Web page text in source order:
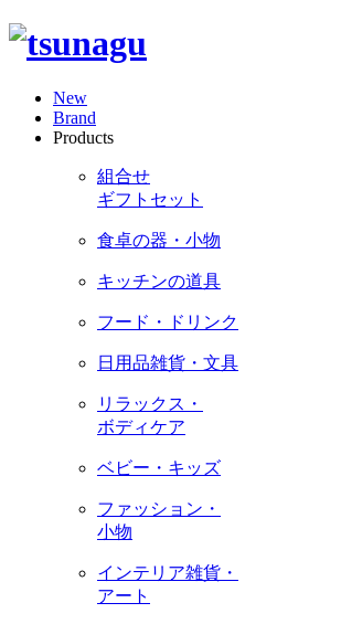
New
Brand
Products
組合せ
ギフトセット
食卓の器・小物
キッチンの道具
フード・ドリンク
日用品雑貨・文具
リラックス・
ボディケア
ベビー・キッズ
ファッション・
小物
インテリア雑貨・
アート